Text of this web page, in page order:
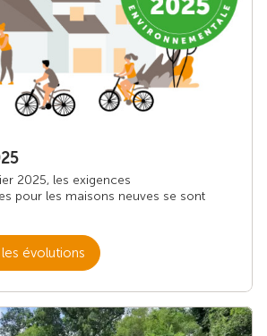
2025, les exigences
pour les maisons neuves se sont
évolutions